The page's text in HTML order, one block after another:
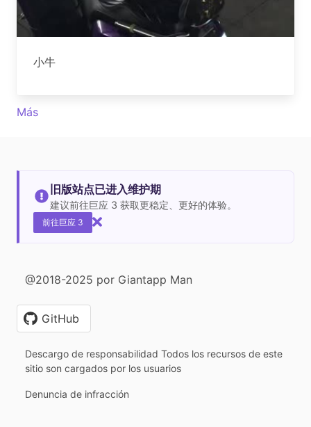
小牛
Más
旧版站点已进入维护期
建议前往巨应 3 获取更稳定、更好的体验。
前往巨应 3
@2018-2025 por Giantapp Man
GitHub
Descargo de responsabilidad Todos los recursos de este
sitio son cargados por los usuarios
Denuncia de infracción